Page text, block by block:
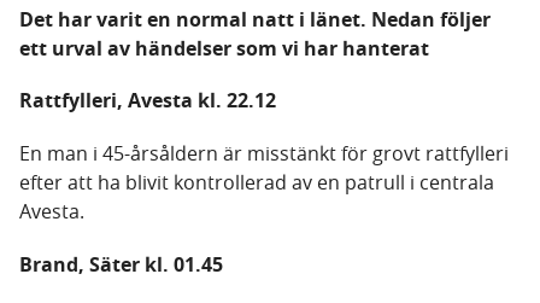
Det har varit en normal natt i länet. Nedan följer
ett urval av händelser som vi har hanterat
Rattfylleri, Avesta kl. 22.12
En man i 45-årsåldern är misstänkt för grovt rattfylleri
efter att ha blivit kontrollerad av en patrull i centrala
Avesta.
Brand, Säter kl. 01.45